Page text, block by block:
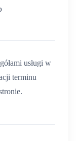
usługi w
terminu